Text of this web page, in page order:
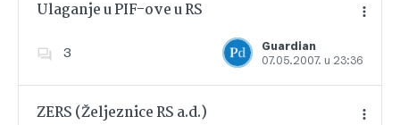
Ulaganje u PIF-ove u RS
3
Guardian
07.05.2007. u 23:36
Dodajte u favorite
ZERS (Željeznice RS a.d.)